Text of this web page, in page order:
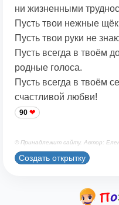
ни жизненными
Пусть твои нежные
Пусть твои руки не
Пусть всегда в твоём
родные голоса.
Пусть всегда в твоём
счастливой любви!
90
© Принадлежит сайту. Автор:
Создать открытку